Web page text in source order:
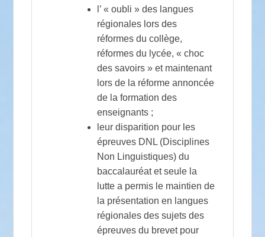
l’ « oubli » des langues
régionales lors des
réformes du collège,
réformes du lycée, « choc
des savoirs » et maintenant
lors de la réforme annoncée
de la formation des
enseignants ;
leur disparition pour les
épreuves DNL (Disciplines
Non Linguistiques) du
baccalauréat et seule la
lutte a permis le maintien de
la présentation en langues
régionales des sujets des
épreuves du brevet pour